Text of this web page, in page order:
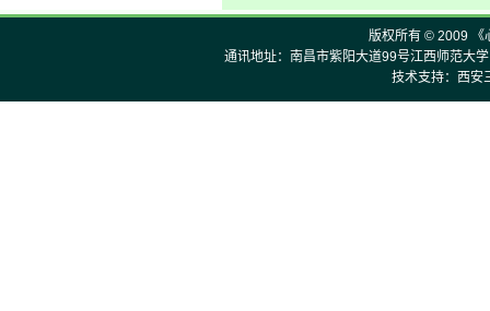
版权所有 © 2009 《
通讯地址：南昌市紫阳大道99号江西师范大
技术支持：西安